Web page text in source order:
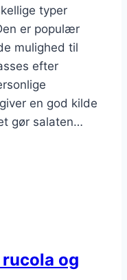
typer
er populær
mulighed til
efter
en god kilde
gør salaten…
og